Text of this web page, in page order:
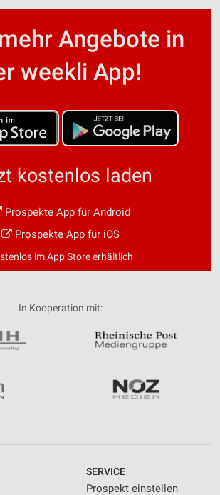
Angebote in
weekli App!
kostenlos laden
Prospekte App für Android
Prospekte App für iOS
im App Store erhältlich
In Kooperation mit:
SERVICE
Prospekt einstellen